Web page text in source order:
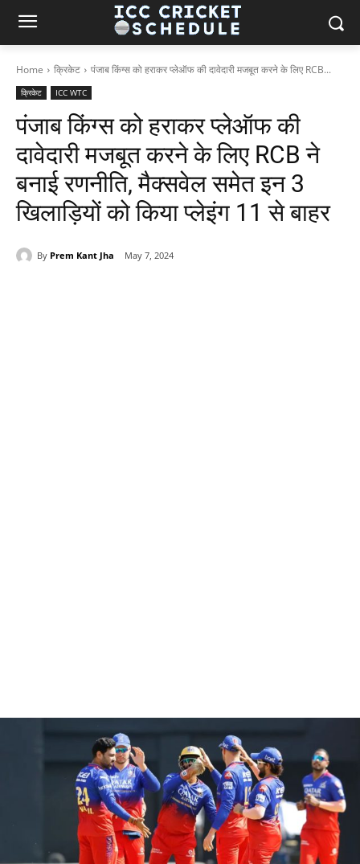
Home क्रिकेट पंजाब किंग्स को हराकर प्लेऑफ की दावेदारी मजबूत करने के लिए RCB...
क्रिकेट ICC WTC
पंजाब किंग्स को हराकर प्लेऑफ की
दावेदारी मजबूत करने के लिए RCB ने
बनाई रणनीति, मैक्सवेल समेत इन 3
खिलाड़ियों को किया प्लेइंग 11 से बाहर
By Prem Kant Jha May 7, 2024